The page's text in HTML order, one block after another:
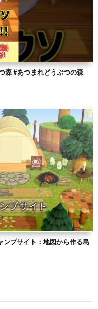
森 #あつまれどうぶつの森
ンプサイト：地図から作る島